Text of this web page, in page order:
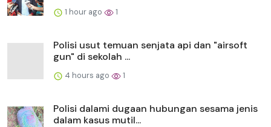
1 hour ago 1
Polisi usut temuan senjata api dan "airsoft
gun" di sekolah ...
4 hours ago 1
Polisi dalami dugaan hubungan sesama jenis
dalam kasus mutil...